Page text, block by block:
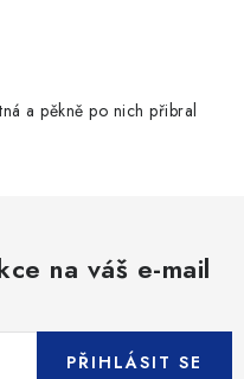
a pěkně po nich přibral
na váš e-mail
PŘIHLÁSIT SE